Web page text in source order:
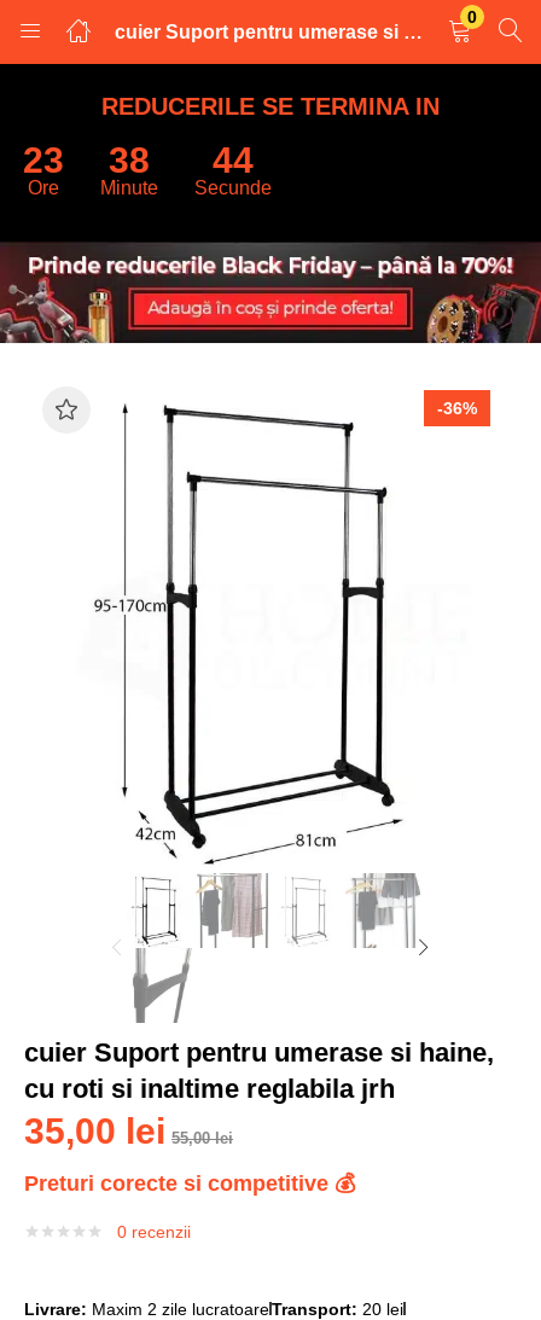
cuier Suport pentru umerase si haine, cu roti si inaltime reglabila jrh
0
LOGARE
INREGISTRARE
Introduceti numele de utilizator și parola pentru a va autentifica.
Logare
REDUCERILE SE TERMINA IN
23
Ore
38
Minute
43
Secunde
-36%
cuier Suport pentru umerase si haine,
cu roti si inaltime reglabila jrh
35,00 lei 55,00lei
Preturi corecte si competitive 💰
0 recenzii
Livrare: Maxim 2 zile lucratoareTransport: 20 lei